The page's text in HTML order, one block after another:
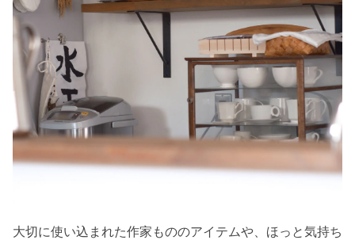
大切に使い込まれた作家もののアイテムや、ほっと気持ち